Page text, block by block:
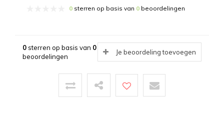
0 sterren op basis van 0 beoordelingen
0sterren op basis van 0
beoordelingen
Je beoordeling toevoegen